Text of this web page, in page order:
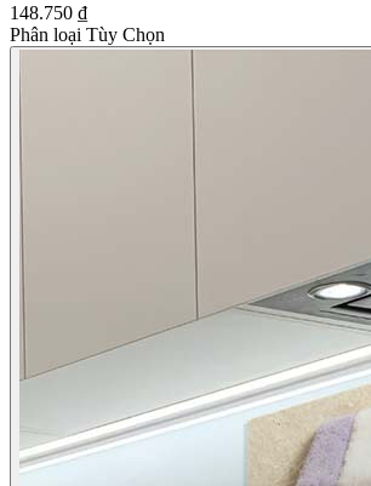
148.750 ₫
Phân loại Tùy Chọn